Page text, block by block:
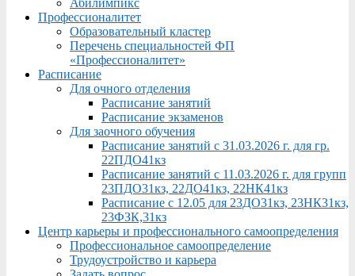
Абилимпикс
Профессионалитет
Образовательный кластер
Перечень специальностей ФП
«Профессионалитет»
Расписание
Для очного отделения
Расписание занятий
Расписание экзаменов
Для заочного обучения
Расписание занятий с 31.03.2026 г. для гр.
22ПДО41кз
Расписание занятий с 11.03.2026 г. для групп
23ПДО31кз, 22ДО41кз, 22НК41кз
Расписание с 12.05 для 23ДО31кз, 23НК31кз,
23ФЗК,31кз
Центр карьеры и профессионального самоопределения
Профессиональное самоопределение
Трудоустройство и карьера